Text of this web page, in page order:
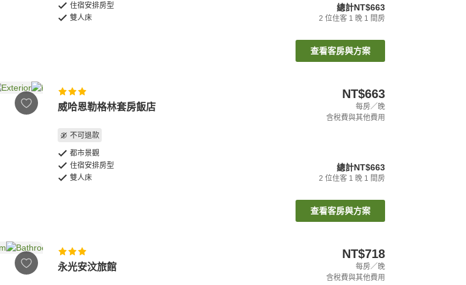
住宿安排房型
雙人床
總計NT$663
2 位住客 1 晚 1 間房
查看客房與方案
威哈恩勒格林套房飯店
不可退款
都市景觀
住宿安排房型
雙人床
NT$663
每房／晚
含稅費與其他費用
總計NT$663
2 位住客 1 晚 1 間房
查看客房與方案
永光安汶旅館
NT$718
每房／晚
含稅費與其他費用